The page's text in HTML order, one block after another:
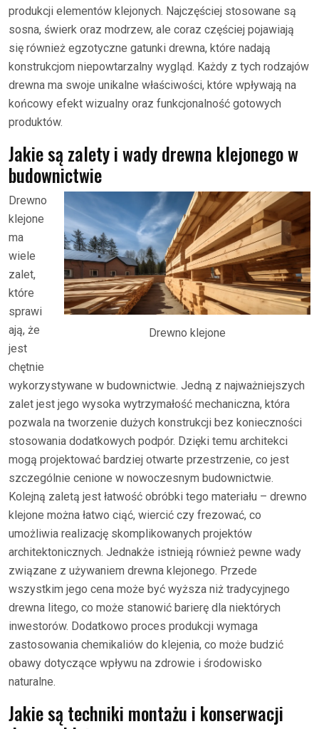
produkcji elementów klejonych. Najczęściej stosowane są
sosna, świerk oraz modrzew, ale coraz częściej pojawiają
się również egzotyczne gatunki drewna, które nadają
konstrukcjom niepowtarzalny wygląd. Każdy z tych rodzajów
drewna ma swoje unikalne właściwości, które wpływają na
końcowy efekt wizualny oraz funkcjonalność gotowych
produktów.
Jakie są zalety i wady drewna klejonego w
budownictwie
Drewno klejone
Drewno
klejone
ma
wiele
zalet,
które
sprawi
ają, że
jest
chętnie
wykorzystywane w budownictwie. Jedną z najważniejszych
zalet jest jego wysoka wytrzymałość mechaniczna, która
pozwala na tworzenie dużych konstrukcji bez konieczności
stosowania dodatkowych podpór. Dzięki temu architekci
mogą projektować bardziej otwarte przestrzenie, co jest
szczególnie cenione w nowoczesnym budownictwie.
Kolejną zaletą jest łatwość obróbki tego materiału – drewno
klejone można łatwo ciąć, wiercić czy frezować, co
umożliwia realizację skomplikowanych projektów
architektonicznych. Jednakże istnieją również pewne wady
związane z używaniem drewna klejonego. Przede
wszystkim jego cena może być wyższa niż tradycyjnego
drewna litego, co może stanowić barierę dla niektórych
inwestorów. Dodatkowo proces produkcji wymaga
zastosowania chemikaliów do klejenia, co może budzić
obawy dotyczące wpływu na zdrowie i środowisko
naturalne.
Jakie są techniki montażu i konserwacji